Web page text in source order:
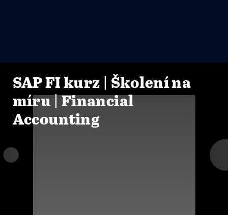
SAP FI kurz | Školení na
míru | Financial
Accounting